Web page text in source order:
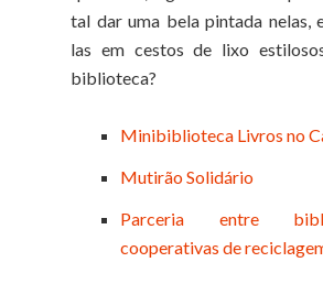
tal dar uma bela pintada nelas,
las em cestos de lixo
biblioteca?
Minibiblioteca Livros no
Mutirão Solidário
Parceria entre
cooperativas de